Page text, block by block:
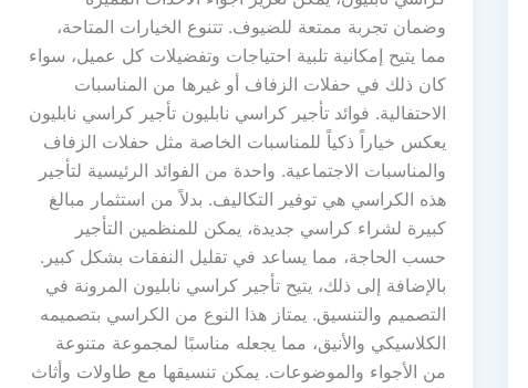
وضمان تجربة ممتعة للضيوف. تتنوع الخيارات المتاحة،
مما يتيح إمكانية تلبية احتياجات وتفضيلات كل عميل، سواء
كان ذلك في حفلات الزفاف أو غيرها من المناسبات
الاحتفالية. فوائد تأجير كراسي نابليون تأجير كراسي نابليون
يعكس خياراً ذكياً للمناسبات الخاصة مثل حفلات الزفاف
والمناسبات الاجتماعية. واحدة من الفوائد الرئيسية لتأجير
هذه الكراسي هي توفير التكاليف. بدلاً من استثمار مبالغ
كبيرة لشراء كراسي جديدة، يمكن للمنظمين التأجير
حسب الحاجة، مما يساعد في تقليل النفقات بشكل كبير.
بالإضافة إلى ذلك، يتيح تأجير كراسي نابليون المرونة في
التصميم والتنسيق. يمتاز هذا النوع من الكراسي بتصميمه
الكلاسيكي والأنيق، مما يجعله مناسبًا لمجموعة متنوعة
من الأجواء والموضوعات. يمكن تنسيقها مع طاولات وأثاث